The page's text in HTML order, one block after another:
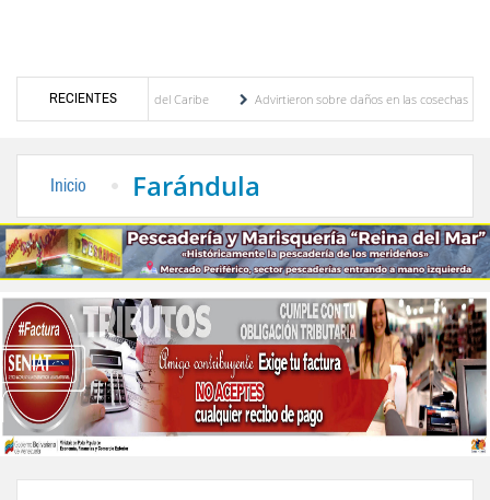
RECIENTESy del Caribe
Advirtieron sobre daños en las cosechas de los
Inicio Farándula